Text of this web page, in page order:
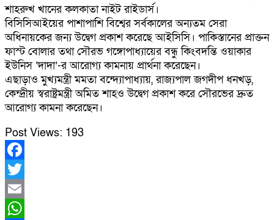
শাহরুখ খানের কলকাতা নাইট রাইডার্স।
বিসিসিআইয়ের পাশাপাশি বিশ্বের সর্বকালের অন্যতম সেরা
অধিনায়কের জন্য উদ্বেগ প্রকাশ করেছে আইসিসি। পাকিস্তানের প্রাক্তন
ফাস্ট বোলার তথা সৌরভ গঙ্গোপাধ্যায়ের বন্ধু কিংবদন্তি ওয়াকার
ইউনিস ‘দাদা’-র আরোগ্য কামনায় প্রার্থনা করেছেন।
এছাড়াও মুখ্যমন্ত্রী মমতা বন্দ্যোপাধ্যায়, রাজ্যপাল জগদীপ ধনখড়,
কেন্দ্রীয় স্বরাষ্ট্রমন্ত্রী অমিত শাহও উদ্বেগ প্রকাশ করে সৌরভের দ্রুত
আরোগ্য কামনা করেছেন।
Post Views: 193
Facebook
Twitter
Email